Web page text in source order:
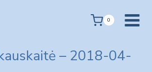
0
– 2018-04-